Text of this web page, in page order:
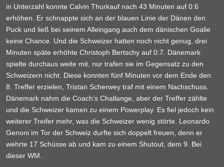
in Unterzahl konnte Calvin Thurkauf nach 43 Minuten auf 0:6
erhöhen. Er schnappte sich an der blauen Linie der Dänen den
Puck und ließ bei seinem Alleingang auch dem dänischen Goalie
keine Chance. Und die Schweizer hatten noch nicht genug, drei
Minuten späte erhöhte Christoph Bertschy auf 0:7. Dänemark
spielte durchaus weite mit, nur trafen sie im Gegensatz zu den
Schweizern nicht. Diese konnten fünf Minuten vor dem Ende den
8. Treffer erzielen, Tristan Scherwey traf mit einem Nachschuss.
Dänemark nahm die Coach’s Challange, aber der Treffer zählte
und die Schweizer kamen zu einem Powerplay. Es fiel jedoch kein
weiterer Treifer mehr, was die Schweizer wenig störte. Leonardo
Genoni im Tor der Schweiz durfte sich doppelt freuen, denn er
wehrte 17 Schüsse ab und kam zu einem Shutout, dem 9. Bei
dieser WM.